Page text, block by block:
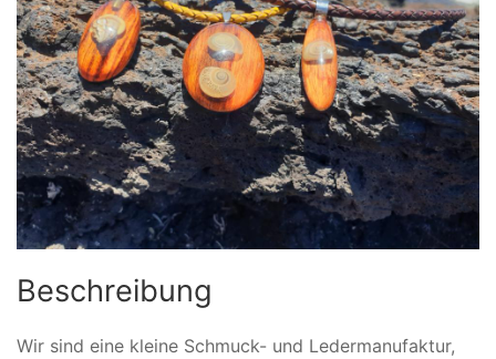
Beschreibung
Wir sind eine kleine Schmuck- und Ledermanufaktur,